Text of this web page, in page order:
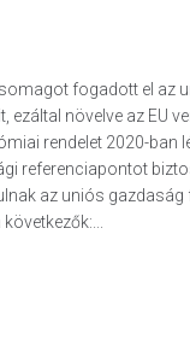
fogadott el
növelve az EU
rendelet 2020-
referenciapontot
az uniós